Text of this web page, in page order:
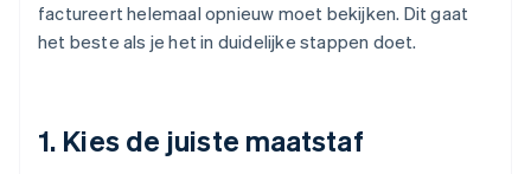
factureert helemaal opnieuw moet bekijken. Dit gaat
het beste als je het in duidelijke stappen doet.
1. Kies de juiste maatstaf